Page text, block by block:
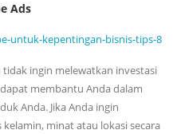
Ads
ingin melewatkan investasi
membantu Anda dalam
Anda. Jika Anda ingin
minat atau lokasi secara